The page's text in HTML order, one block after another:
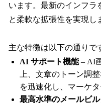
います。最新のインフラ
と柔軟な拡張性を実現し
主な特徴は以下の通りで
AI サポート機能– AI
上、文章のトーン調
を迅速化し、マーケ
最高水準のメールビ